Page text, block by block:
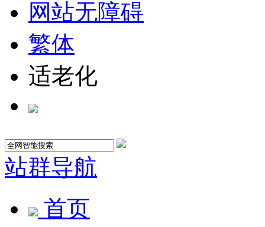
网站无障碍
繁体
适老化
站群导航
首页